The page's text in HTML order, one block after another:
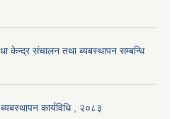
केन्द्र संचालन तथा ब्यबस्थापन सम्बन्धि
कार्यविधि , २०८३